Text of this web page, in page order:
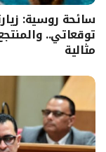
سائحة روسية:
توقعاتي..
مثالية